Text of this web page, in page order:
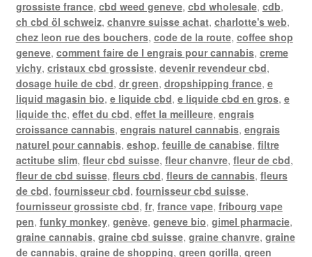
grossiste france, cbd weed geneve, cbd wholesale, cdb,
ch cbd öl schweiz, chanvre suisse achat, charlotte's web,
chez leon rue des bouchers, code de la route, coffee shop
geneve, comment faire de l engrais pour cannabis, creme
vichy, cristaux cbd grossiste, devenir revendeur cbd,
dosage huile de cbd, dr green, dropshipping france, e
liquid magasin bio, e liquide cbd, e liquide cbd en gros, e
liquide thc, effet du cbd, effet la meilleure, engrais
croissance cannabis, engrais naturel cannabis, engrais
naturel pour cannabis, eshop, feuille de canabise, filtre
actitube slim, fleur cbd suisse, fleur chanvre, fleur de cbd,
fleur de cbd suisse, fleurs cbd, fleurs de cannabis, fleurs
de cbd, fournisseur cbd, fournisseur cbd suisse,
fournisseur grossiste cbd, fr, france vape, fribourg vape
pen, funky monkey, genève, geneve bio, gimel pharmacie,
graine cannabis, graine cbd suisse, graine chanvre, graine
de cannabis, graine de shopping, green gorilla, green